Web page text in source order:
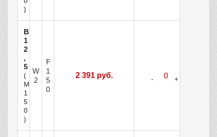
)
В
1
2
,
5
(
М
1
5
0
)
W
2
F
1
5
0
2 391 руб.